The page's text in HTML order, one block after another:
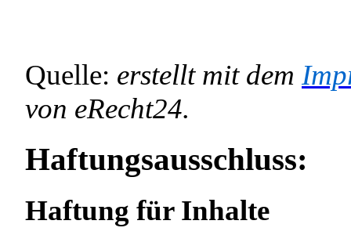
Quelle: erstellt mit dem
von eRecht24.
Haftungsausschluss:
Haftung für Inhalte